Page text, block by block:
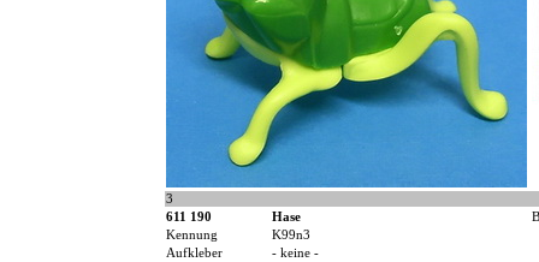
3
611 190
Hase
Kennung
K99n3
Aufkleber
- keine -